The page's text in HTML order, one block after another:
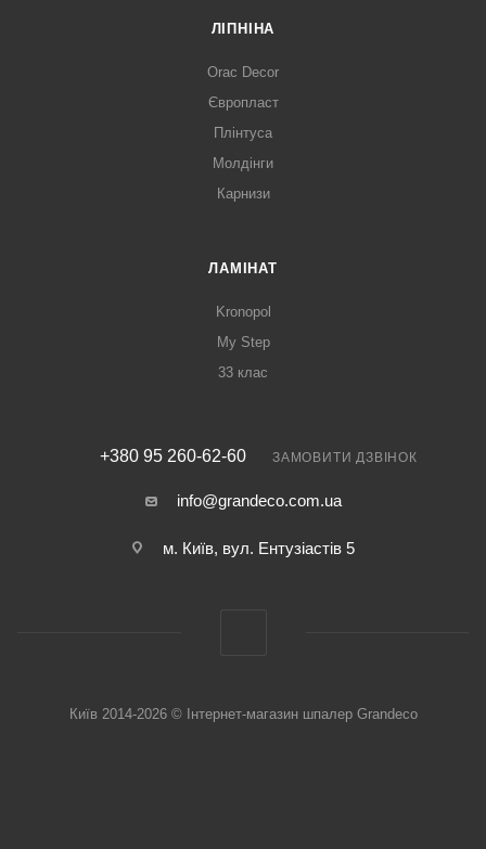
ЛІПНІНА
Orac Decor
Європласт
Плінтуса
Молдінги
Карнизи
ЛАМІНАТ
Kronopol
My Step
33 клас
+380 95 260-62-60 ЗАМОВИТИ ДЗВІНОК
info@grandeco.com.ua
м. Київ, вул. Ентузіастів 5
Київ 2014-2026 © Інтернет-магазин шпалер Grandeco